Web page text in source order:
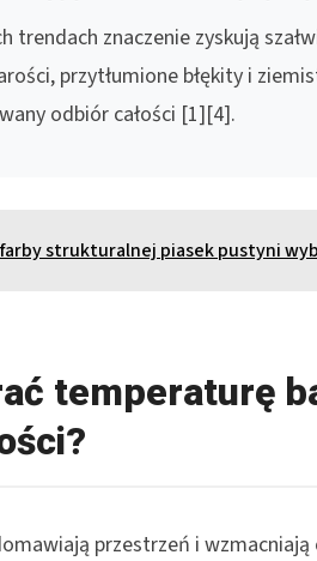
trendach znaczenie zyskują
przytłumione błękity i
odbiór całości [1][4].
strukturalnej piasek pustyni
temperaturę
przestrzeń i